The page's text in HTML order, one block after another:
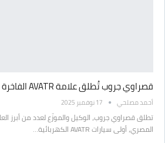
قصراوي جروب تُطلق علامة AVATR الفاخرة في مصر يوم 27 نوفمبر
أحمد مصلحي 17 نوفمبر 2025
تطلق قصراوي جروب، الوكيل والموزّع لعدد من أبرز
المصري، أولى سيارات AVATR الكهربائية…